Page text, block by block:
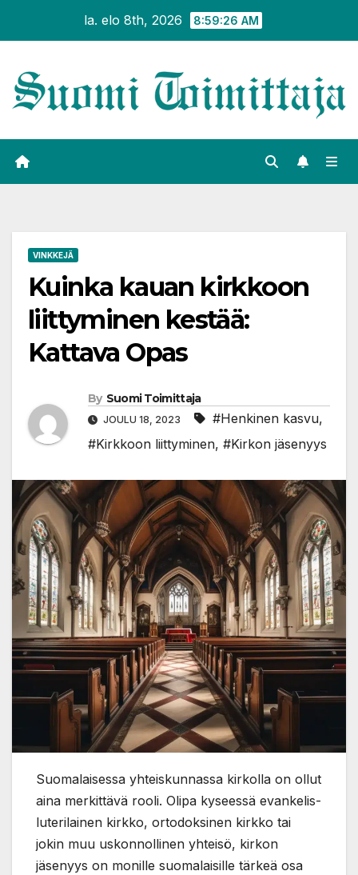
la. elo 8th, 2026 8:59:27 AM
VINKKEJÄ
Kuinka kauan kirkkoon
liittyminen kestää:
Kattava Opas
By Suomi Toimittaja
JOULU 18, 2023 #Henkinen kasvu,
#Kirkkoon liittyminen, #Kirkon jäsenyys
Suomalaisessa yhteiskunnassa kirkolla on ollut
aina merkittävä rooli. Olipa kyseessä evankelis-
luterilainen kirkko, ortodoksinen kirkko tai
jokin muu uskonnollinen yhteisö, kirkon
jäsenyys on monille suomalaisille tärkeä osa